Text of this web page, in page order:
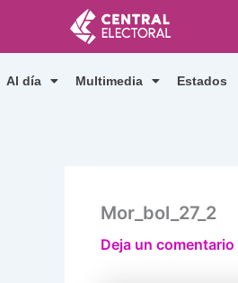
contenido
Al día Multimedia Estados
Mor_bol_27_2
Deja un comentario